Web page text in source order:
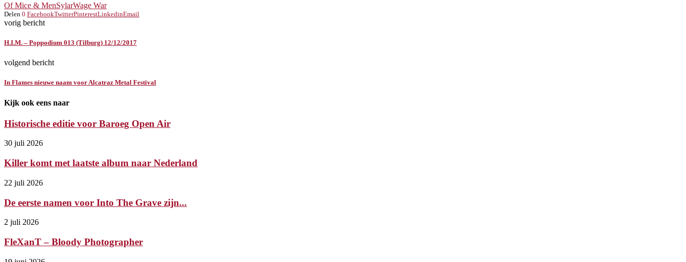
Of Mice & MenSylarWage War
Delen 0 FacebookTwitterPinterestLinkedinEmail
vorig bericht
H.I.M. – Poppodium 013 (Tilburg) 12/12/2017
volgend bericht
In Flames nieuwe naam voor Alcatraz Metal Festival
Kijk ook eens naar
Historische editie voor Baroeg Open Air
30 juli 2026
Killer komt met laatste album naar Nederland
22 juli 2026
De eerste namen voor Into The Grave zijn...
2 juli 2026
FleXanT – Bloody Photographer